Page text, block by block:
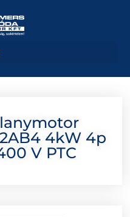
2AB4 4kW 4p
V PTC